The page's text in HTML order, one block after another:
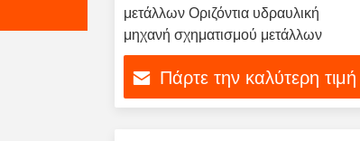
μετάλλων Οριζόντια υδραυλική
μηχανή σχηματισμού μετάλλων
Πάρτε την καλύτερη τιμή